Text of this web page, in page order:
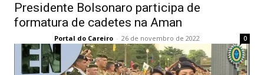
Presidente Bolsonaro participa de
formatura de cadetes na Aman
Portal do Careiro - 26 de novembro de 2022 0